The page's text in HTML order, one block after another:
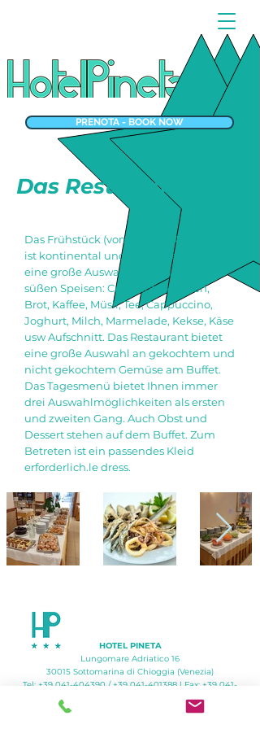
PRENOTA - BOOK NOW
Das Restaurant
Das Frühstück (von 7:30 bis 10:00 Uhr)
ist kontinental und das Buffet bietet
eine große Auswahl an Salaten und
süßen Speisen: Croissants, Kuchen,
Brot, Kaffee, Müsli, Tee, Cappuccino,
Joghurt, Milch, Marmelade, Kekse, Käse
usw Aufschnitt. Das Restaurant bietet
eine große Auswahl an gekochtem und
nicht gekochtem Gemüse am Buffet.
Das Tagesmenü bietet Ihnen immer
drei Auswahlmöglichkeiten als ersten
und zweiten Gang. Auch Obst und
Dessert stehen auf dem Buffet. Zum
Betreten ist ein passendes Kleid
erforderlich.le dress.
HOTEL PINETA
Lungomare Adriatico 16
30015 Sottomarina di Chioggia (Venezia)
Tel: +39 041-404390 /+39 041-401388 | Fax: +39 041-